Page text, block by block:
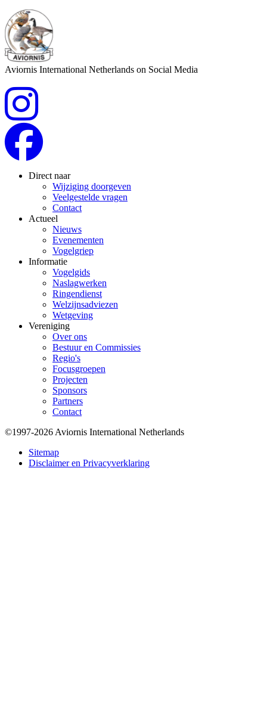
Aviornis International Netherlands on Social Media
Direct naar
Wijziging doorgeven
Veelgestelde vragen
Contact
Actueel
Nieuws
Evenementen
Vogelgriep
Informatie
Vogelgids
Naslagwerken
Ringendienst
Welzijnsadviezen
Wetgeving
Vereniging
Over ons
Bestuur en Commissies
Regio's
Focusgroepen
Projecten
Sponsors
Partners
Contact
Bottom
©1997-2026 Aviornis International Netherlands
Sitemap
Disclaimer en Privacyverklaring